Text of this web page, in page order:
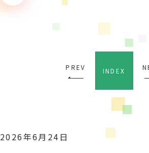
PREV INDEX
2026年6月24日